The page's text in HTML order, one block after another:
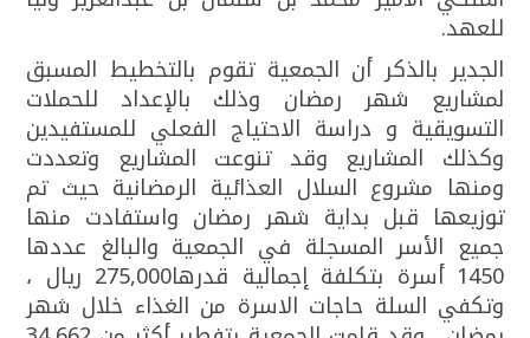
للعهد.
الجدير بالذكر أن الجمعية تقوم بالتخطيط المسبق
لمشاريع شهر رمضان وذلك بالإعداد للحملات
التسويقية و دراسة الاحتياج الفعلي للمستفيدين
وكذلك المشاريع وقد تنوعت المشاريع وتعددت
ومنها مشروع السلال العذائية الرمضانية حيث تم
توزيعها قبل بداية شهر رمضان واستفادت منها
جميع الأسر المسجلة في الجمعية والبالغ عددها
1450 أسرة بتكلفة إجمالية قدرها275,000 ريال ،
وتكفي السلة حاجات الاسرة من الغذاء خلال شهر